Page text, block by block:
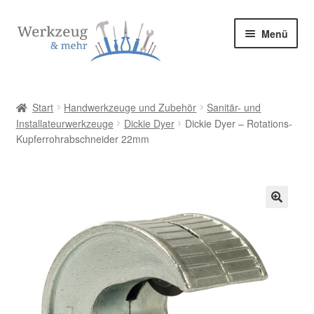
Zur
Navigation
Zum
Menü
Allgemeine Geschäftsbedingungen
Datenschutzerklärung
Datenschutzerklärung
Homepage
Start Handwerkzeuge und Zubehör
Sanitär- und
Installateurwerkzeuge
Dickie Dyer
Dickie Dyer – Rotations-
Kupferrohrabschneider 22mm